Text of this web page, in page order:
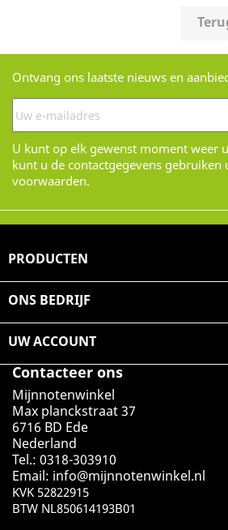
Ontvang ons laatste nieuws en
U kunt op elk gewenst moment weer
kunt u de contactgegevens gebruiken
voorwaarden.
PRODUCTEN
ONS BEDRIJF
UW ACCOUNT
Contacteer ons
Mijnnotenwinkel
Max planckstraat 37
6716 BD Ede
Nederland
Tel.: 0318-303910
Email: info@mijnnotenwinkel.nl
KVK 52822915
BTW NL850614193B01